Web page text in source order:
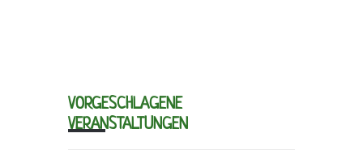
VORGESCHLAGENE
VERANSTALTUNGEN